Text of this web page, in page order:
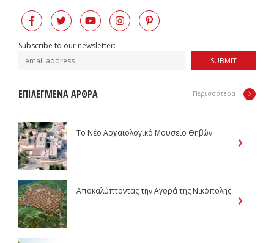
Subscribe to our newsletter:
SUBMIT
ΕΠΙΛΕΓΜΕΝΑ ΑΡΘΡΑ Περισσότερα
Το Νέο Αρχαιολογικό Μουσείο Θηβών
Αποκαλύπτοντας την Αγορά της Νικόπολης